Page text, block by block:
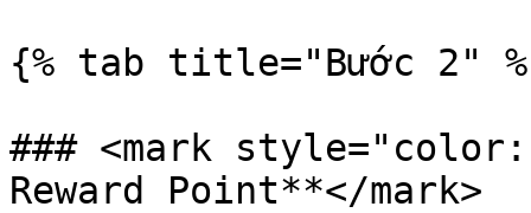
{% tab title="Bước 2"
### <mark
Reward Point**</mark>